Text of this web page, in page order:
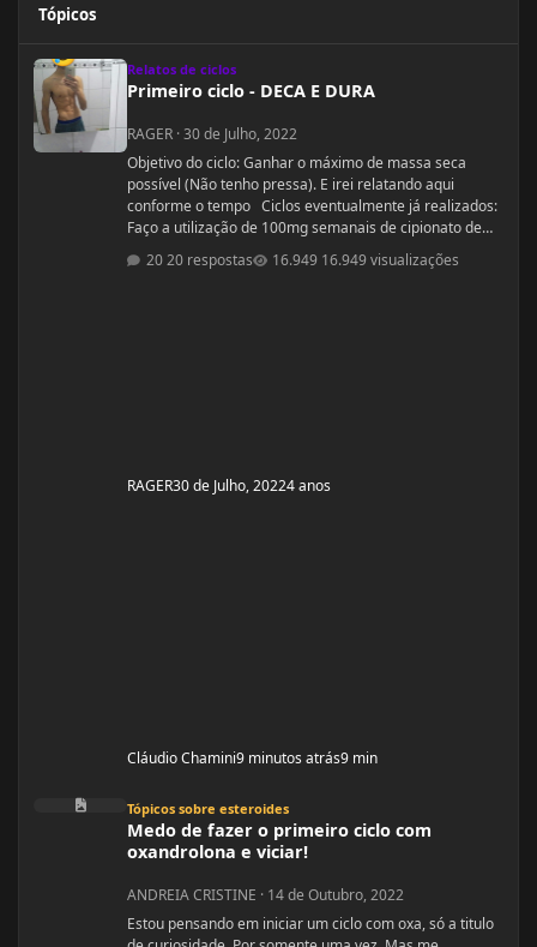
Tópicos
Relatos de ciclos
Primeiro ciclo - DECA E DURA
RAGER ·30 de Julho, 2022
Objetivo do ciclo: Ganhar o máximo de massa seca
possível (Não tenho pressa). E irei relatando aqui
conforme o tempo Ciclos eventualmente já realizados:
Faço a utilização de 100mg semanais de cipionato de
testosterona a 1 ano (TRT legítima) em decorrência de
hipofunção testiscular diagnosticada e que já foi
20 respostas 16.949 visualizações
RAGER30 de Julho, 20224 anos
Cláudio Chamini9 minutos atrás9 min
Medo de fazer o primeiro ciclo com oxandrolona e viciar!
Tópicos sobre esteroides
Medo de fazer o primeiro ciclo com
oxandrolona e viciar!
ANDREIA CRISTINE · 14 de Outubro, 2022
Estou pensando em iniciar um ciclo com oxa, só a titulo